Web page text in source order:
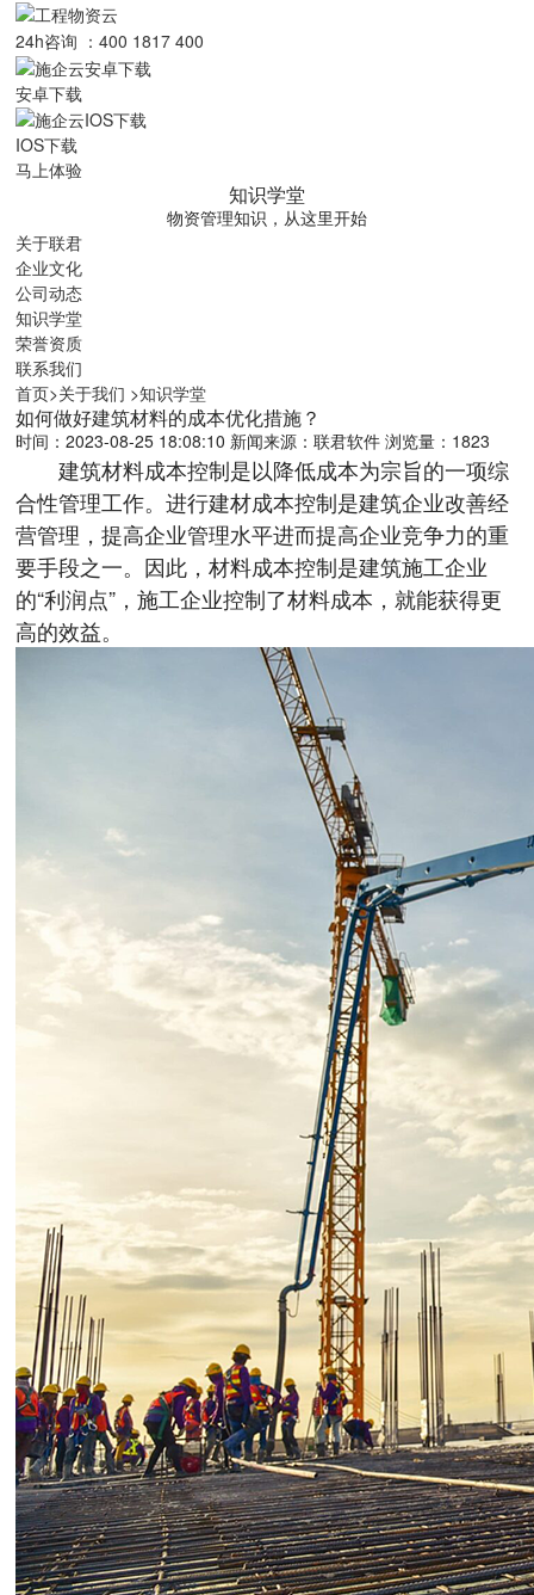
24h咨询 ：400 1817 400
安卓下载
IOS下载
马上体验
知识学堂
物资管理知识，从这里开始
关于联君
企业文化
公司动态
知识学堂
荣誉资质
联系我们
首页>关于我们 >知识学堂
如何做好建筑材料的成本优化措施？
时间：2023-08-25 18:08:10 新闻来源：联君软件 浏览量：1823
建筑材料成本控制是以降低成本为宗旨的一项综
合性管理工作。进行建材成本控制是建筑企业改善经
营管理，提高企业管理水平进而提高企业竞争力的重
要手段之一。因此，材料成本控制是建筑施工企业
的“利润点”，施工企业控制了材料成本，就能获得更
高的效益。